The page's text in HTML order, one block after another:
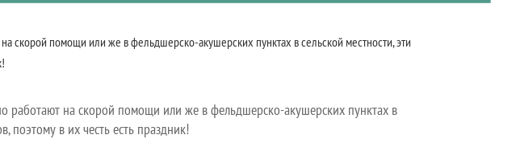
помощи или же в фельдшерско-акушерских пунктах в сельской местности, эти
на скорой помощи или же в фельдшерско-акушерских пунктах в
поэтому в их честь есть праздник!